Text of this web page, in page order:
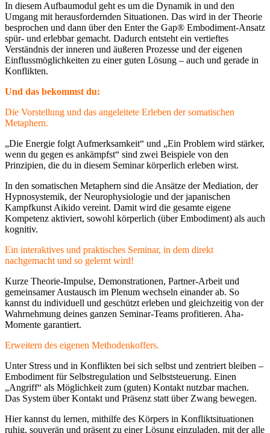
In diesem Aufbaumodul geht es um die Dynamik in und den
Umgang mit herausfordernden Situationen. Das wird in der Theorie
besprochen und dann über den Enter the Gap® Embodiment-Ansatz
spür- und erlebbar gemacht. Dadurch entsteht ein vertieftes
Verständnis der inneren und äußeren Prozesse und der eigenen
Einflussmöglichkeiten zu einer guten Lösung – auch und gerade in
Konflikten.
Und das bekommst du:
Die Vorstellung und das angeleitete Erleben der somatischen
Metaphern.
„Die Energie folgt Aufmerksamkeit“ und „Ein Problem wird stärker,
wenn du gegen es ankämpfst“ sind zwei Beispiele von den
Prinzipien, die du in diesem Seminar körperlich erleben wirst.
In den somatischen Metaphern sind die Ansätze der Mediation, der
Hypnosystemik, der Neurophysiologie und der japanischen
Kampfkunst Aikido vereint. Damit wird die gesamte eigene
Kompetenz aktiviert, sowohl körperlich (über Embodiment) als auch
kognitiv.
Ein interaktives und praktisches Seminar, in dem direkt
nachgemacht und so gelernt wird!
Kurze Theorie-Impulse, Demonstrationen, Partner-Arbeit und
gemeinsamer Austausch im Plenum wechseln einander ab. So
kannst du individuell und geschützt erleben und gleichzeitig von der
Wahrnehmung deines ganzen Seminar-Teams profitieren. Aha-
Momente garantiert.
Erweitern des eigenen Methodenkoffers.
Unter Stress und in Konflikten bei sich selbst und zentriert bleiben –
Embodiment für Selbstregulation und Selbststeuerung. Einen
„Angriff“ als Möglichkeit zum (guten) Kontakt nutzbar machen.
Das System über Kontakt und Präsenz statt über Zwang bewegen.
Hier kannst du lernen, mithilfe des Körpers in Konfliktsituationen
ruhig, souverän und präsent zu einer Lösung einzuladen, mit der alle